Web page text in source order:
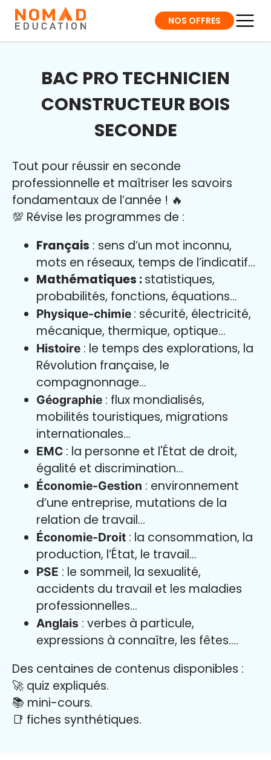
NOS OFFRES
BAC PRO TECHNICIEN
CONSTRUCTEUR BOIS
SECONDE
Tout pour réussir en seconde
professionnelle et maîtriser les savoirs
fondamentaux de l’année ! 🔥
💯 Révise les programmes de :
Français : sens d’un mot inconnu,
mots en réseaux, temps de l’indicatif…
Mathématiques :statistiques,
probabilités, fonctions, équations…
Physique-chimie : sécurité, électricité,
mécanique, thermique, optique…
Histoire : le temps des explorations, la
Révolution française, le
compagnonnage…
Géographie : flux mondialisés,
mobilités touristiques, migrations
internationales…
EMC : la personne et l'État de droit,
égalité et discrimination…
Économie-Gestion : environnement
d’une entreprise, mutations de la
relation de travail…
Économie-Droit : la consommation, la
production, l’État, le travail…
PSE : le sommeil, la sexualité,
accidents du travail et les maladies
professionnelles…
Anglais : verbes à particule,
expressions à connaître, les fêtes….
Des centaines de contenus disponibles :
🚀 quiz expliqués.
📚 mini-cours.
📑 fiches synthétiques.